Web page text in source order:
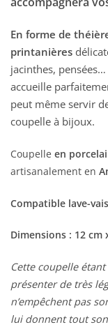
En forme de
printanières
jacinthes,
accueille
peut même servir
coupelle à bijoux.
Coupelle en
artisanalement en
Compatible lave-
Dimensions : 12 cm
Cette coupelle
présenter de très
n’empêchent pas
lui donnent tout